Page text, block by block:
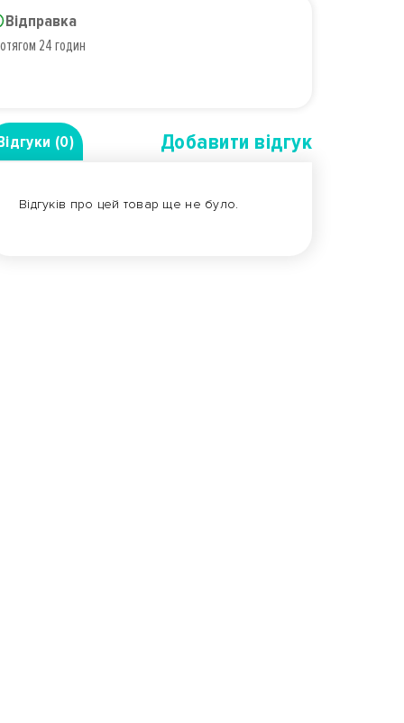
Відправка
24 годин
(0) Добавити вiдгук
Відгуків про цей товар ще не було.